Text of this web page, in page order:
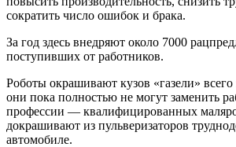
сократить число ошибок и брака.
За год здесь внедряют около 7000
поступивших от работников.
Роботы окрашивают кузов «газели»
они пока полностью не могут заменить
профессии — квалифицированных
докрашивают из пульверизаторов
автомобиле.